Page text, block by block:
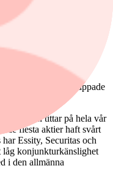
på att efterfrågan
börsbolagen har gjort att
de senaste månaderna.
en minusmånad i
2 procent för det
S&P500 i USA tappade
när man tittar på hela vår
de flesta aktier haft svårt
Essity, Securitas och
låg konjunkturkänslighet
i den allmänna